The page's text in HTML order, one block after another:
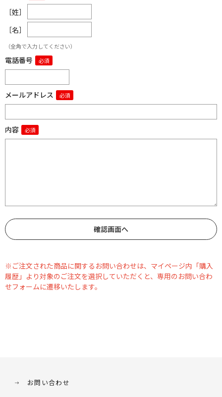
［姓］
［名］
（全角で入力してください）
電話番号
メールアドレス
内容
※ご注文された商品に関するお問い合わせは、マイページ内「購入
履歴」より対象のご注文を選択していただくと、専用のお問い合わ
せフォームに遷移いたします。
お問い合わせ